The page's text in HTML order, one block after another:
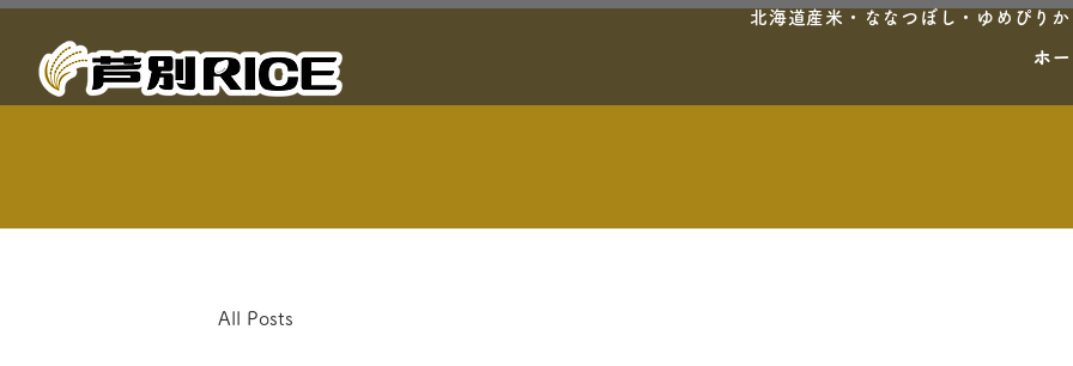
北海道産米・ななつぼし・ゆめぴり
ホ
All Posts